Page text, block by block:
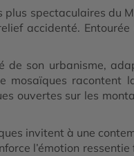
spectaculaires du
accidenté.
de son urbanisme,
mosaïques racontent
ouvertes sur les
invitent à une
l’émotion